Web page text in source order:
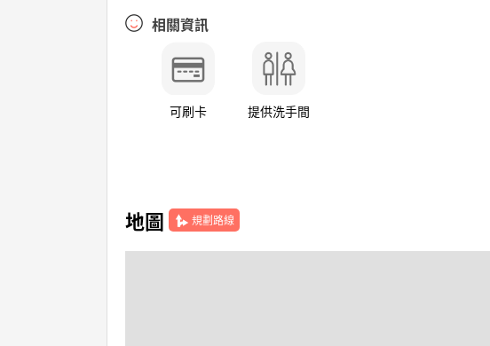
相關資訊
可刷卡 提供洗手間
地圖 規劃路線